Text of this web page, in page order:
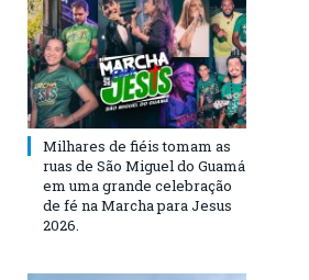
Milhares de fiéis tomam as
ruas de São Miguel do Guamá
em uma grande celebração
de fé na Marcha para Jesus
2026.